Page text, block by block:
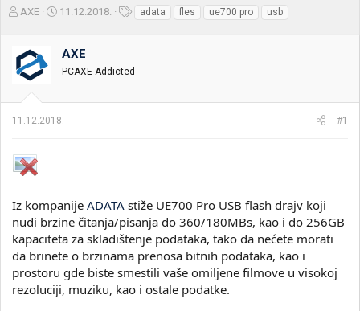
Z
e
t
t
m
e
AXE
D
u
m
r
a
11.12.2018.
k
adata fles ue700 pro usb
AXE
PCAXE Addicted
11.12.2018. #1
Iz kompanije ADATA stiže UE700 Pro USB flash drajv koji
nudi brzine čitanja/pisanja do 360/180MBs, kao i do 256GB
kapaciteta za skladištenje podataka, tako da nećete morati
da brinete o brzinama prenosa bitnih podataka, kao i
prostoru gde biste smestili vaše omiljene filmove u visokoj
rezoluciji, muziku, kao i ostale podatke.